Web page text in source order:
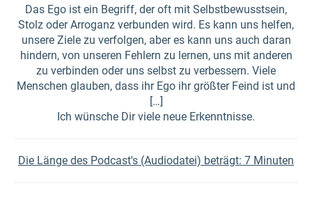
Das Ego ist ein Begriff, der oft mit Selbstbewusstsein,
Stolz oder Arroganz verbunden wird. Es kann uns helfen,
unsere Ziele zu verfolgen, aber es kann uns auch daran
hindern, von unseren Fehlern zu lernen, uns mit anderen
zu verbinden oder uns selbst zu verbessern. Viele
Menschen glauben, dass ihr Ego ihr größter Feind ist und
[…]
Ich wünsche Dir viele neue Erkenntnisse.
Die Länge des Podcast's (Audiodatei) beträgt: 7 Minuten